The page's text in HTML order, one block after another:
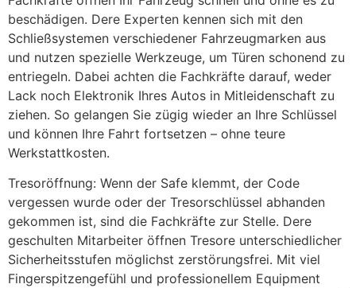
beschädigen. Dere Experten kennen sich mit den
Schließsystemen verschiedener Fahrzeugmarken aus
und nutzen spezielle Werkzeuge, um Türen schonend zu
entriegeln. Dabei achten die Fachkräfte darauf, weder
Lack noch Elektronik Ihres Autos in Mitleidenschaft zu
ziehen. So gelangen Sie zügig wieder an Ihre Schlüssel
und können Ihre Fahrt fortsetzen – ohne teure
Werkstattkosten.
Tresoröffnung: Wenn der Safe klemmt, der Code
vergessen wurde oder der Tresorschlüssel abhanden
gekommen ist, sind die Fachkräfte zur Stelle. Dere
geschulten Mitarbeiter öffnen Tresore unterschiedlicher
Sicherheitsstufen möglichst zerstörungsfrei. Mit viel
Fingerspitzengefühl und professionellem Equipment